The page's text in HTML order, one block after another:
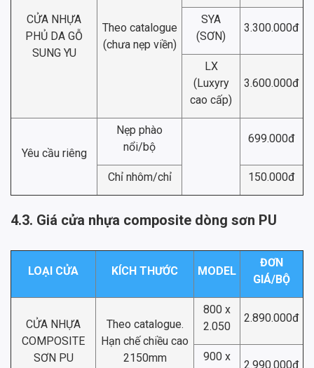
CỬA NHỰA
PHỦ DA GỖ
SUNG YU
Theo catalogue
(chưa nẹp viền)
SYA
(SƠN)
3.300.000đ
LX
(Luxyry
cao cấp)
3.600.000đ
Yêu cầu riêng
Nẹp phào
nổi/bộ
699.000đ
Chỉ nhôm/chỉ 150.000đ
4.3. Giá cửa nhựa composite dòng sơn PU
LOẠI CỬA KÍCH THƯỚC MODEL
ĐƠN
GIÁ/BỘ
CỬA NHỰA
COMPOSITE
SƠN PU
Theo catalogue.
Hạn chế chiều cao
2150mm
800 x
2.050
2.890.000đ
900 x
2.990.000đ